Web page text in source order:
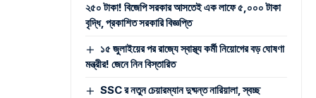
২৫০ টাকা! বিজেপি সরকার আসতেই এক লাফে ৫,০০০ টাকা
বৃদ্ধি, প্রকাশিত সরকারি বিজ্ঞপ্তি
১৫ জুলাইয়ের পর রাজ্যে স্বাস্থ্য কর্মী নিয়োগের বড় ঘোষণা
মন্ত্রীর! জেনে নিন বিস্তারিত
SSC র নতুন চেয়ারম্যান দুষ্মন্ত নারিয়ালা, স্বচ্ছ